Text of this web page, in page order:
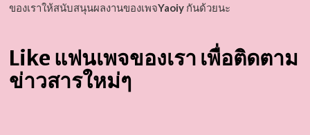
ของเราให้สนับสนุนผลงานของเพจYaoiyกันด้วยนะ
Like แฟนเพจของเรา เพื่อติดตาม
ข่าวสารใหม่ๆ